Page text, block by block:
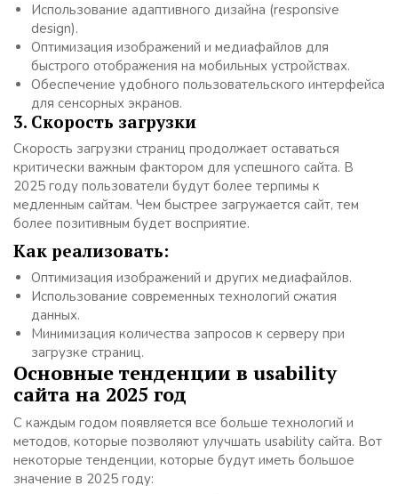
Использование адаптивного дизайна (responsive
design).
Оптимизация изображений и медиафайлов для
быстрого отображения на мобильных устройствах.
Обеспечение удобного пользовательского интерфейса
для сенсорных экранов.
3. Скорость загрузки
Скорость загрузки страниц продолжает оставаться
критически важным фактором для успешного сайта. В
2025 году пользователи будут более терпимы к
медленным сайтам. Чем быстрее загружается сайт, тем
более позитивным будет восприятие.
Как реализовать:
Оптимизация изображений и других медиафайлов.
Использование современных технологий сжатия
данных.
Минимизация количества запросов к серверу при
загрузке страниц.
Основные тенденции в usability
сайта на 2025 год
С каждым годом появляется все больше технологий и
методов, которые позволяют улучшать usability сайта. Вот
некоторые тенденции, которые будут иметь большое
значение в 2025 году: